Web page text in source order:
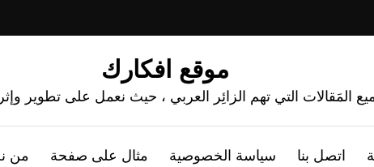
موقع افكارك
المَقالات التي تهم الزائِر العربي ، حيث نعمل على تطوير
اتصل بنا سياسة الخصوصية مثال على صفحة من